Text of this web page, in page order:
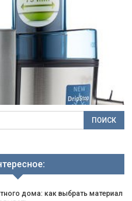
дома: как выбрать материал